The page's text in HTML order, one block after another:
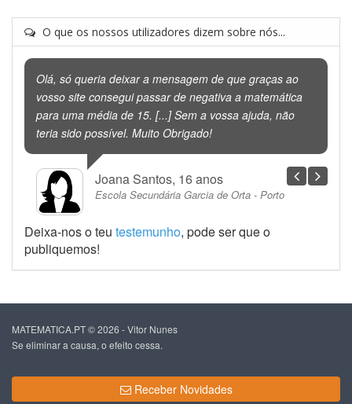
O que os nossos utilizadores dizem sobre nós...
Olá, só queria deixar a mensagem de que graças ao
vosso site consegui passar de negativa a matemática
para uma média de 15. [...] Sem a vossa ajuda, não
teria sido possível. Muito Obrigado!
Joana Santos, 16 anos
Escola Secundária Garcia de Orta - Porto
Deixa-nos o teu testemunho, pode ser que o
publiquemos!
MATEMATICA.PT © 2026 - Vitor Nunes
Se eliminar a causa, o efeito cessa.
Receber Novidades